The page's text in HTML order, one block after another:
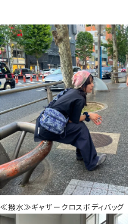
≪撥水≫ギャザークロスボディバッグ